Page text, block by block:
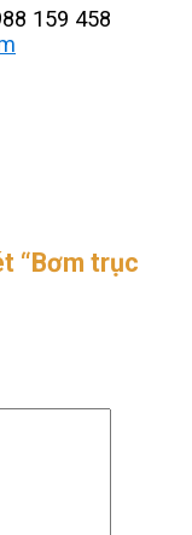
159 458
“Bơm trục